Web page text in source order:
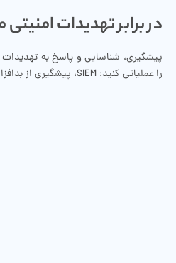
در برابر تهدیدات
پیشگیری، شناسایی و پاسخ به تهدیدات
را عملیاتی کنید: SIEM، پیشگیری از بدافزار، شکار تهدید، نظارت ابری و موارد دیگر.